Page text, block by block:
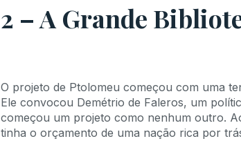
2 – A Grande
O projeto de Ptolomeu começou com uma
Ele convocou Demétrio de Faleros, um
começou um projeto como nenhum outro.
tinha o orçamento de uma nação rica por